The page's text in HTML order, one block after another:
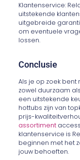
Klantenservice:
uitstekende
uitgebreide
om eventuele
lossen.
Conclusie
Als je op zoek
zowel duurzaam
een uitstekende
hottubs zijn van
prijs-
assortiment
klantenservice is
beginnen met het
jouw behoeften.